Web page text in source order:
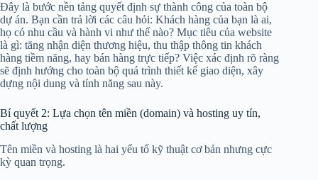
Đây là bước nền tảng quyết định sự thành công của toàn bộ
dự án. Bạn cần trả lời các câu hỏi: Khách hàng của bạn là ai,
họ có nhu cầu và hành vi như thế nào? Mục tiêu của website
là gì: tăng nhận diện thương hiệu, thu thập thông tin khách
hàng tiềm năng, hay bán hàng trực tiếp? Việc xác định rõ ràng
sẽ định hướng cho toàn bộ quá trình thiết kế giao diện, xây
dựng nội dung và tính năng sau này.
Bí quyết 2: Lựa chọn tên miền (domain) và hosting uy tín,
chất lượng
Tên miền và hosting là hai yếu tố kỹ thuật cơ bản nhưng cực
kỳ quan trọng.